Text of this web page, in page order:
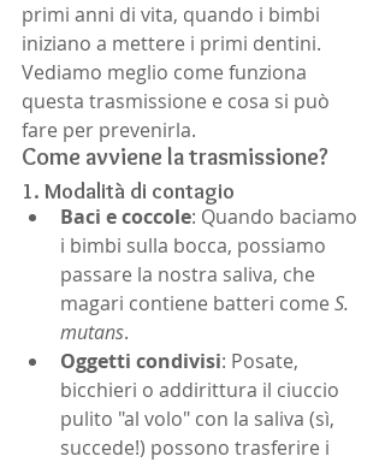
primi anni di vita, quando i bimbi
iniziano a mettere i primi dentini.
Vediamo meglio come funziona
questa trasmissione e cosa si può
fare per prevenirla.
Come avviene la trasmissione?
1. Modalità di contagio
Baci e coccole: Quando baciamo
i bimbi sulla bocca, possiamo
passare la nostra saliva, che
magari contiene batteri come S.
mutans.
Oggetti condivisi: Posate,
bicchieri o addirittura il ciuccio
pulito "al volo" con la saliva (sì,
succede!) possono trasferire i